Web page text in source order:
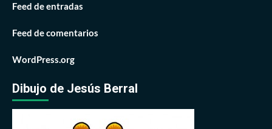
Feed de entradas
Feed de comentarios
WordPress.org
Dibujo de Jesús Berral